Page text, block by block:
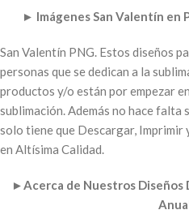
► Imágenes San Valentín en
San Valentín PNG. Estos diseños
personas que se dedican a la
productos y/o están por empezar
sublimación. Además no hace falta
solo tiene que Descargar, Imprimir
en Altísima Calidad.
►Acerca de Nuestros Diseños